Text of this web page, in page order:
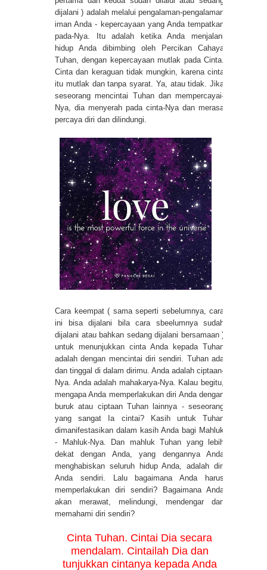
dijalani ) adalah melalui pengalaman-pengalaman
iman Anda - kepercayaan yang Anda tempatkan
pada-Nya. Itu adalah ketika Anda menjalani
hidup Anda dibimbing oleh Percikan Cahaya
Tuhan, dengan kepercayaan mutlak pada Cinta.
Cinta dan keraguan tidak mungkin, karena cinta
itu mutlak dan tanpa syarat. Ya, atau tidak. Jika
seseorang mencintai Tuhan dan mempercayai-
Nya, dia menyerah pada cinta-Nya dan merasa
percaya diri dan dilindungi.
Cara keempat ( sama seperti sebelumnya, cara
ini bisa dijalani bila cara sbeelumnya sudah
dijalani atau bahkan sedang dijalani bersamaan )
untuk menunjukkan cinta Anda kepada Tuhan
adalah dengan mencintai diri sendiri. Tuhan ada
dan tinggal di dalam dirimu. Anda adalah ciptaan-
Nya. Anda adalah mahakarya-Nya. Kalau begitu,
mengapa Anda memperlakukan diri Anda dengan
buruk atau ciptaan Tuhan lainnya - seseorang
yang sangat Ia cintai? Kasih untuk Tuhan
dimanifestasikan dalam kasih Anda bagi Mahluk
- Mahluk-Nya. Dan mahluk Tuhan yang lebih
dekat dengan Anda, yang dengannya Anda
menghabiskan seluruh hidup Anda, adalah diri
Anda sendiri. Lalu bagaimana Anda harus
memperlakukan diri sendiri? Bagaimana Anda
akan merawat, melindungi, mendengar dan
memahami diri sendiri?
Cinta Tuhan. Cintai Dia secara
mendalam. Cintailah Dia dan
tunjukkan cintanya kepada Anda